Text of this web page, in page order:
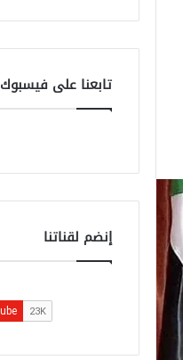
تابعنا على فيسبوك
إنضم لقناتنا